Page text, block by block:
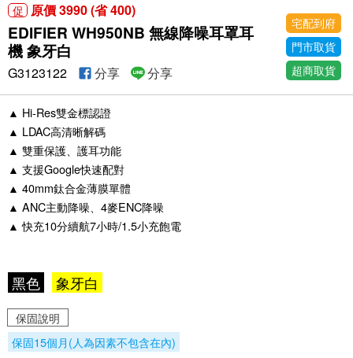
促 原價 3990 (省 400)
EDIFIER WH950NB 無線降噪耳罩耳
機 象牙白
宅配到府
門市取貨
超商取貨
G3123122 分享 分享
▲ Hi-Res雙金標認證
▲ LDAC高清晰解碼
▲ 雙重保護、護耳功能
▲ 支援Google快速配對
▲ 40mm鈦合金薄膜單體
▲ ANC主動降噪、4麥ENC降噪
▲ 快充10分續航7小時/1.5小充飽電
黑色 象牙白
保固說明
保固15個月(人為因素不包含在內)